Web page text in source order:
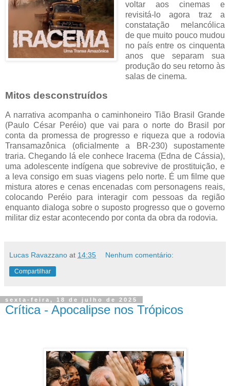
voltar aos cinemas e
revisitá-lo agora traz a
constatação melancólica
de que muito pouco mudou
no país entre os cinquenta
anos que separam sua
produção do seu retorno às
salas de cinema.
Mitos desconstruídos
A narrativa acompanha o caminhoneiro Tião Brasil Grande
(Paulo César Peréio) que vai para o norte do Brasil por
conta da promessa de progresso e riqueza que a rodovia
Transamazônica (oficialmente a BR-230) supostamente
traria. Chegando lá ele conhece Iracema (Edna de Cássia),
uma adolescente indígena que sobrevive de prostituição, e
a leva consigo em suas viagens pelo norte. É um filme que
mistura atores e cenas encenadas com personagens reais,
colocando Peréio para interagir com pessoas da região
enquanto dialoga sobre o suposto progresso que o governo
militar diz estar acontecendo por conta da obra da rodovia.
Lucas Ravazzano at 14:35 Nenhum comentário:
Compartilhar
sexta-feira, 18 de julho de 2025
Crítica - Apocalipse nos Trópicos